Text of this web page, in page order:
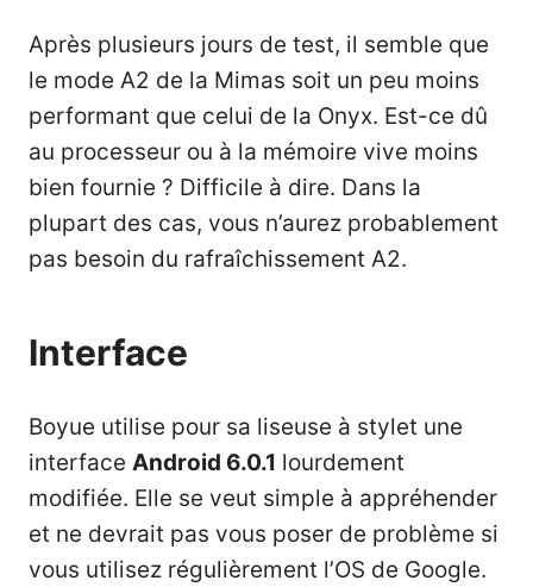
Après plusieurs jours de test, il semble que
le mode A2 de la Mimas soit un peu moins
performant que celui de la Onyx. Est-ce dû
au processeur ou à la mémoire vive moins
bien fournie ? Difficile à dire. Dans la
plupart des cas, vous n’aurez probablement
pas besoin du rafraîchissement A2.
Interface
Boyue utilise pour sa liseuse à stylet une
interface Android 6.0.1 lourdement
modifiée. Elle se veut simple à appréhender
et ne devrait pas vous poser de problème si
vous utilisez régulièrement l’OS de Google.